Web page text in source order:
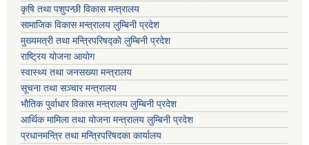
कृषि तथा पशुपन्छी विकास मन्त्रालय
सामाजिक विकास मन्त्रालय लुम्बिनी प्रदेश
मुख्यमत्री तथा मन्त्रिपरिषद्काे लुम्बिनी प्रदेश
राष्ट्रिय योजना आयोग
स्वास्थ्य तथा जनसख्या मन्त्रालय
सूचना तथा सञ्चार मन्त्रालय
भाैतिक पुर्वाधार विकास मन्त्रालय लुम्बिनी प्रदेश
आर्थिक मामिला तथा योजना मन्त्रालय लुम्बिनी प्रदेश
प्रधानमन्त्रि तथा मन्त्रिपरिषदका कार्यालय